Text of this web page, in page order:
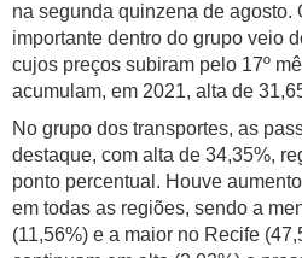
na segunda quinzena de agosto.
importante dentro do grupo veio
cujos preços subiram pelo 17º
acumulam, em 2021, alta de
No grupo dos transportes, as
destaque, com alta de 34,35%,
ponto percentual. Houve
em todas as regiões, sendo a
(11,56%) e a maior no Recife